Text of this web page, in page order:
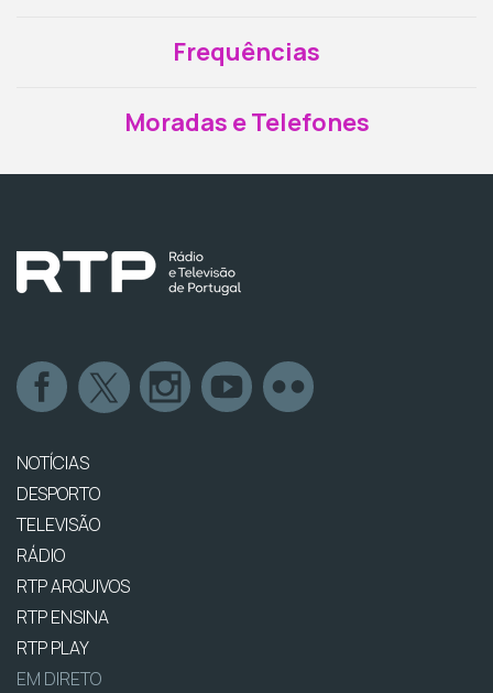
Frequências
Moradas e Telefones
NOTÍCIAS
DESPORTO
TELEVISÃO
RÁDIO
RTP ARQUIVOS
RTP ENSINA
RTP PLAY
EM DIRETO